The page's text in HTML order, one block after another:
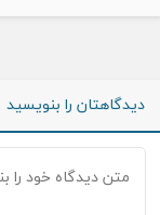
دیدگاهتان را بنویسید